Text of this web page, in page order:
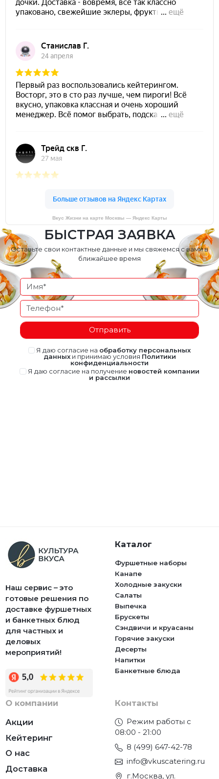
Вкус Жизни на карте Москвы — Яндекс Карты
БЫСТРАЯ ЗАЯВКА
Оставьте свои контактные данные и мы свяжемся с вами в
ближайшее время
Отправить
Я даю согласие на обработку персональных
данныхи принимаю условия Политики
конфиденциальности
Я даю согласие на получение новостей компании
и рассылки
Наш сервис – это
готовые решения по
доставке фуршетных
и банкетных блюд
для частных и
деловых
мероприятий!
Каталог
Фуршетные наборы
Канапе
Холодные закуски
Салаты
Выпечка
Брускеты
Сэндвичи и круасаны
Горячие закуски
Десерты
Напитки
Банкетные блюда
О компании
Акции
Кейтеринг
О нас
Доставка
Контакты
Режим работы с
08:00 - 21:00
8 (499) 647-42-78
info@vkuscatering.ru
г.Москва, ул.